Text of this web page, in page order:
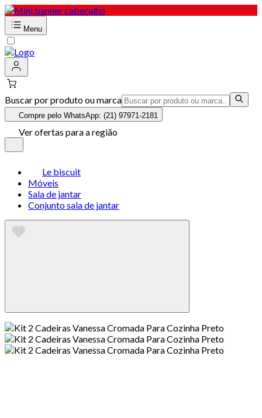
Menu
Buscar por produto ou marca
Compre pelo WhatsApp: (21) 97971-2181
Ver ofertas para a região
Le biscuit
Móveis
Sala de jantar
Conjunto sala de jantar